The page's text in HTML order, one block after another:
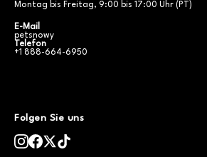
Montag bis Freitag, 9:00 bis 17:00 Uhr (PT)
E-Mail
petsnowy
Telefon
+1 888-664-6950
Folgen Sie uns